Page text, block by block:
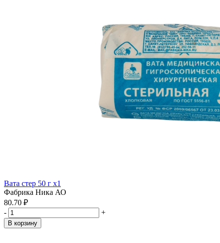
Вата стер 50 г x1
Фабрика Ника АО
80.70 ₽
-
+
В корзину